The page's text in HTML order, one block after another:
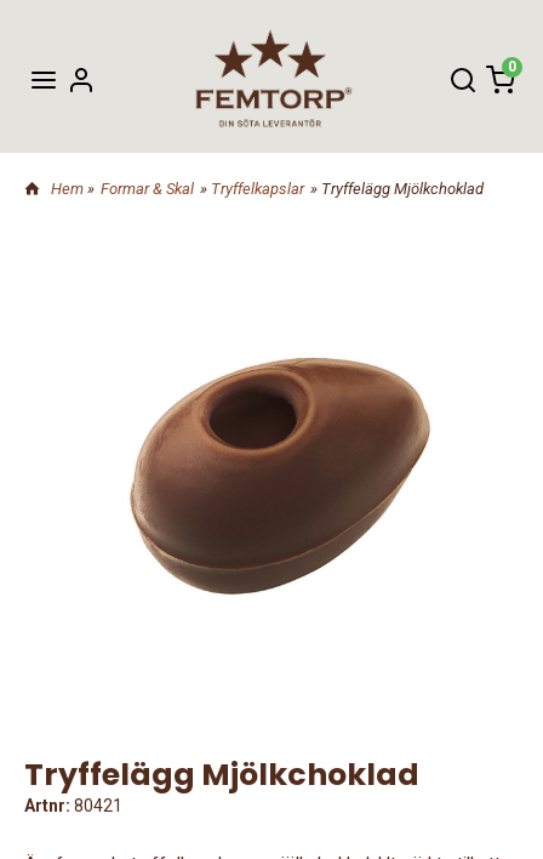
0
Hem » Formar & Skal » Tryffelkapslar » Tryffelägg Mjölkchoklad
Tryffelägg Mjölkchoklad
Artnr: 80421